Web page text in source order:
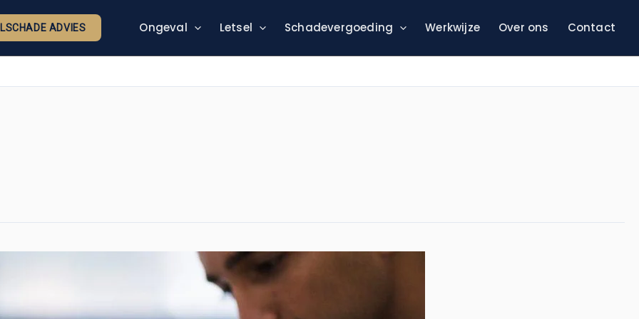
ADVIES Ongeval Letsel Schadevergoeding Werkwijze Over ons Contact